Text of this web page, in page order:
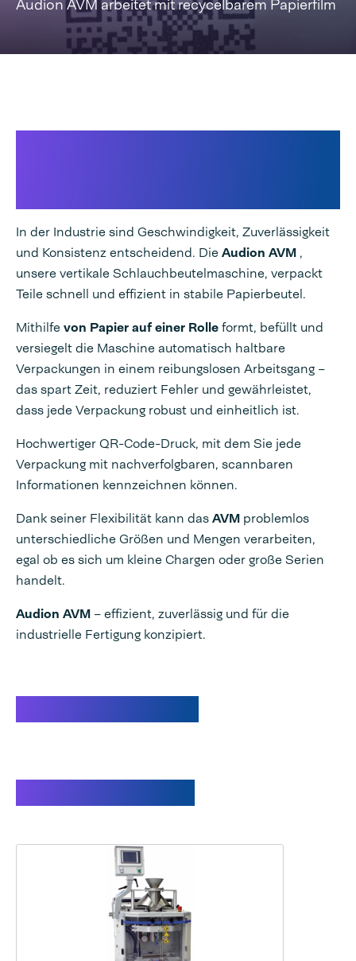
Audion AVM arbeitet mit recycelbarem Papierfilm
In der Industrie sind Geschwindigkeit, Zuverlässigkeit
und Konsistenz entscheidend. DieAudion AVM ,
unsere vertikale Schlauchbeutelmaschine, verpackt
Teile schnell und effizient in stabile Papierbeutel.
Mithilfevon Papier auf einer Rolleformt, befüllt und
versiegelt die Maschine automatisch haltbare
Verpackungen in einem reibungslosen Arbeitsgang –
das spart Zeit, reduziert Fehler und gewährleistet,
dass jede Verpackung robust und einheitlich ist.
Hochwertiger QR-Code-Druck, mit dem Sie jede
Verpackung mit nachverfolgbaren, scannbaren
Informationen kennzeichnen können.
Dank seiner Flexibilität kann dasAVM problemlos
unterschiedliche Größen und Mengen verarbeiten,
egal ob es sich um kleine Chargen oder große Serien
handelt.
Audion AVM – effizient, zuverlässig und für die
industrielle Fertigung konzipiert.